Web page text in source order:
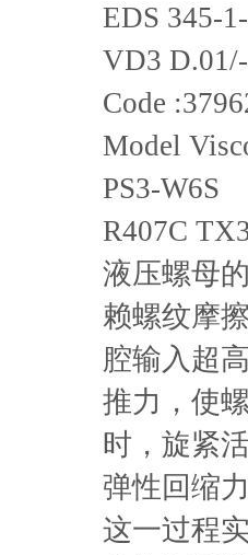
EDS 345-
VD3
Code
Model
PS3-W6S
R407C
液压螺母
赖螺纹摩
腔输入超
推力，使
时，旋紧
弹性回缩
这一过程